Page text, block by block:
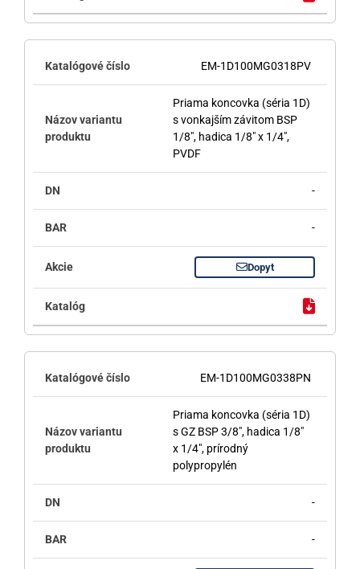
EM-1D100MG0318PV
Priama koncovka (séria 1D)
s vonkajším závitom BSP
1/8", hadica 1/8" x 1/4",
PVDF
-
-
Dopyt
EM-1D100MG0338PN
Priama koncovka (séria 1D)
s GZ BSP 3/8", hadica 1/8"
x 1/4", prírodný
polypropylén
-
-